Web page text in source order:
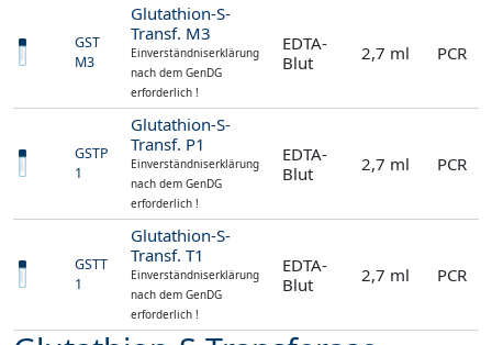
GST
M3
Glutathion-S-
Transf. M3
Einverständniserklärung
nach dem GenDG
erforderlich !
EDTA-
Blut
2,7 ml PCR
GSTP
1
Glutathion-S-
Transf. P1
Einverständniserklärung
nach dem GenDG
erforderlich !
EDTA-
Blut
2,7 ml PCR
GSTT
1
Glutathion-S-
Transf. T1
Einverständniserklärung
nach dem GenDG
erforderlich !
EDTA-
Blut
2,7 ml PCR